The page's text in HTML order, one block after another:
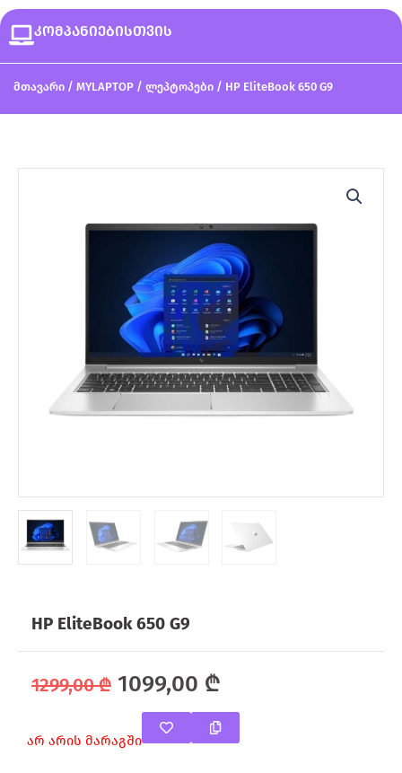
კომპანიებისთვის
მთავარი / MYLAPTOP / ლეპტოპები / HP EliteBook 650 G9
HP EliteBook 650 G9
1299,00₾ Original
price
was:
1099,00 ₾
price
არ არის მარაგში